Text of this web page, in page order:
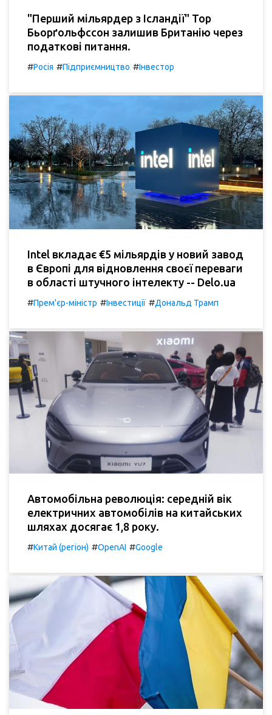
"Перший мільярдер з Ісландії" Тор
Бьорґольфссон залишив Британію через
податкові питання.
#Росія #Підприємництво #Інвестор
Intel вкладає €5 мільярдів у новий завод
в Європі для відновлення своєї переваги
в області штучного інтелекту -- Delo.ua
#Прем'єр-міністр #Інвестиції #Дональд Трамп
Автомобільна революція: середній вік
електричних автомобілів на китайських
шляхах досягає 1,8 року.
#Китай (регіон) #OpenAI #Google